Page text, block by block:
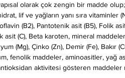
olarak çok zengin bir madde
lif ve yağların yanı sıra vitaminler
(B2), Pantotenik asit (B5), Folik
asit (C), Beta karoten, mineral maddeler
(Mg), Çinko (Zn), Demir (Fe), Bakır
fenolik maddeler, aminoasitler, yağ
aktivitesi gösteren maddeler